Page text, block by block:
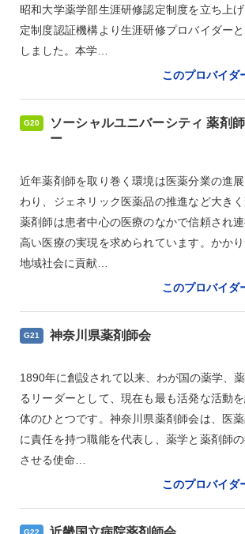
昭和大学薬学部生涯研修認定制度を立ち上
定制度認証機構より生涯研修プロバイダー
しました。本学…
このプロバイダ
G20
ソーシャルユニバーシティ 薬剤
ー
近年薬剤師を取り巻く環境は医薬分業の進
わり、ジェネリック医薬品の推進など大きく
薬剤師は患者中心の医療のなかで信頼され
高い医療の実現を求められています。かか
地域社会に貢献…
このプロバイダ
G21 神奈川県薬剤師会
1890年に創設されて以来、わが国の薬学、
るリーダーとして、現在も最も活発な活動
体のひとつです。神奈川県薬剤師会は、医
に責任を持つ職能を代表し、薬学と薬剤師
させる使命…
このプロバイダ
G22